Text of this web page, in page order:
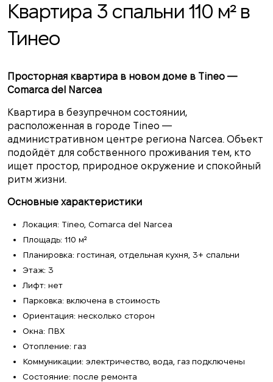
Квартира 3 спальни 110 м² в
Тинео
Просторная квартира в новом доме в Tineo —
Comarca del Narcea
Квартира в безупречном состоянии,
расположенная в городе Tineo —
административном центре региона Narcea. Объект
подойдёт для собственного проживания тем, кто
ищет простор, природное окружение и спокойный
ритм жизни.
Основные характеристики
Локация: Tineo, Comarca del Narcea
Площадь: 110 м²
Планировка: гостиная, отдельная кухня, 3+ спальни
Этаж: 3
Лифт: нет
Парковка: включена в стоимость
Ориентация: несколько сторон
Окна: ПВХ
Отопление: газ
Коммуникации: электричество, вода, газ подключены
Состояние: после ремонта